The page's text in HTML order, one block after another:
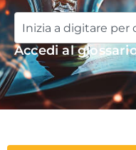
Accedi al